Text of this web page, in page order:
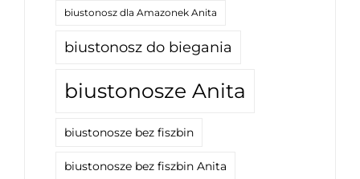
biustonosz dla Amazonek Anita
biustonosz do biegania
biustonosze Anita
biustonosze bez fiszbin
biustonosze bez fiszbin Anita